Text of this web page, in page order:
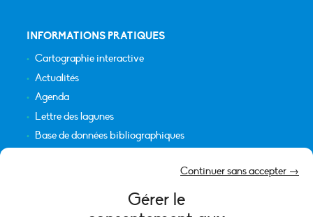
Gérer le
Continuer sans accepter →
INFORMATIONS PRATIQUES
Cartographie interactive
Actualités
Agenda
Lettre des lagunes
Base de données bibliographiques